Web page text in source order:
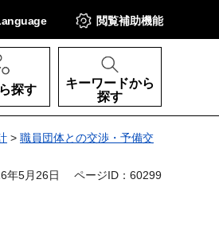
閲覧補助機能
探す
キーワードから
探す
> 職員団体との交渉・予備交
年5月26日 ページID：60299